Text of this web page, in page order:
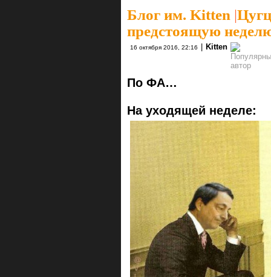
Блог им. Kitten |
предстоящую
16 октября 2016, 22:16 | Kitten
По ФА…
На уходящей неделе: